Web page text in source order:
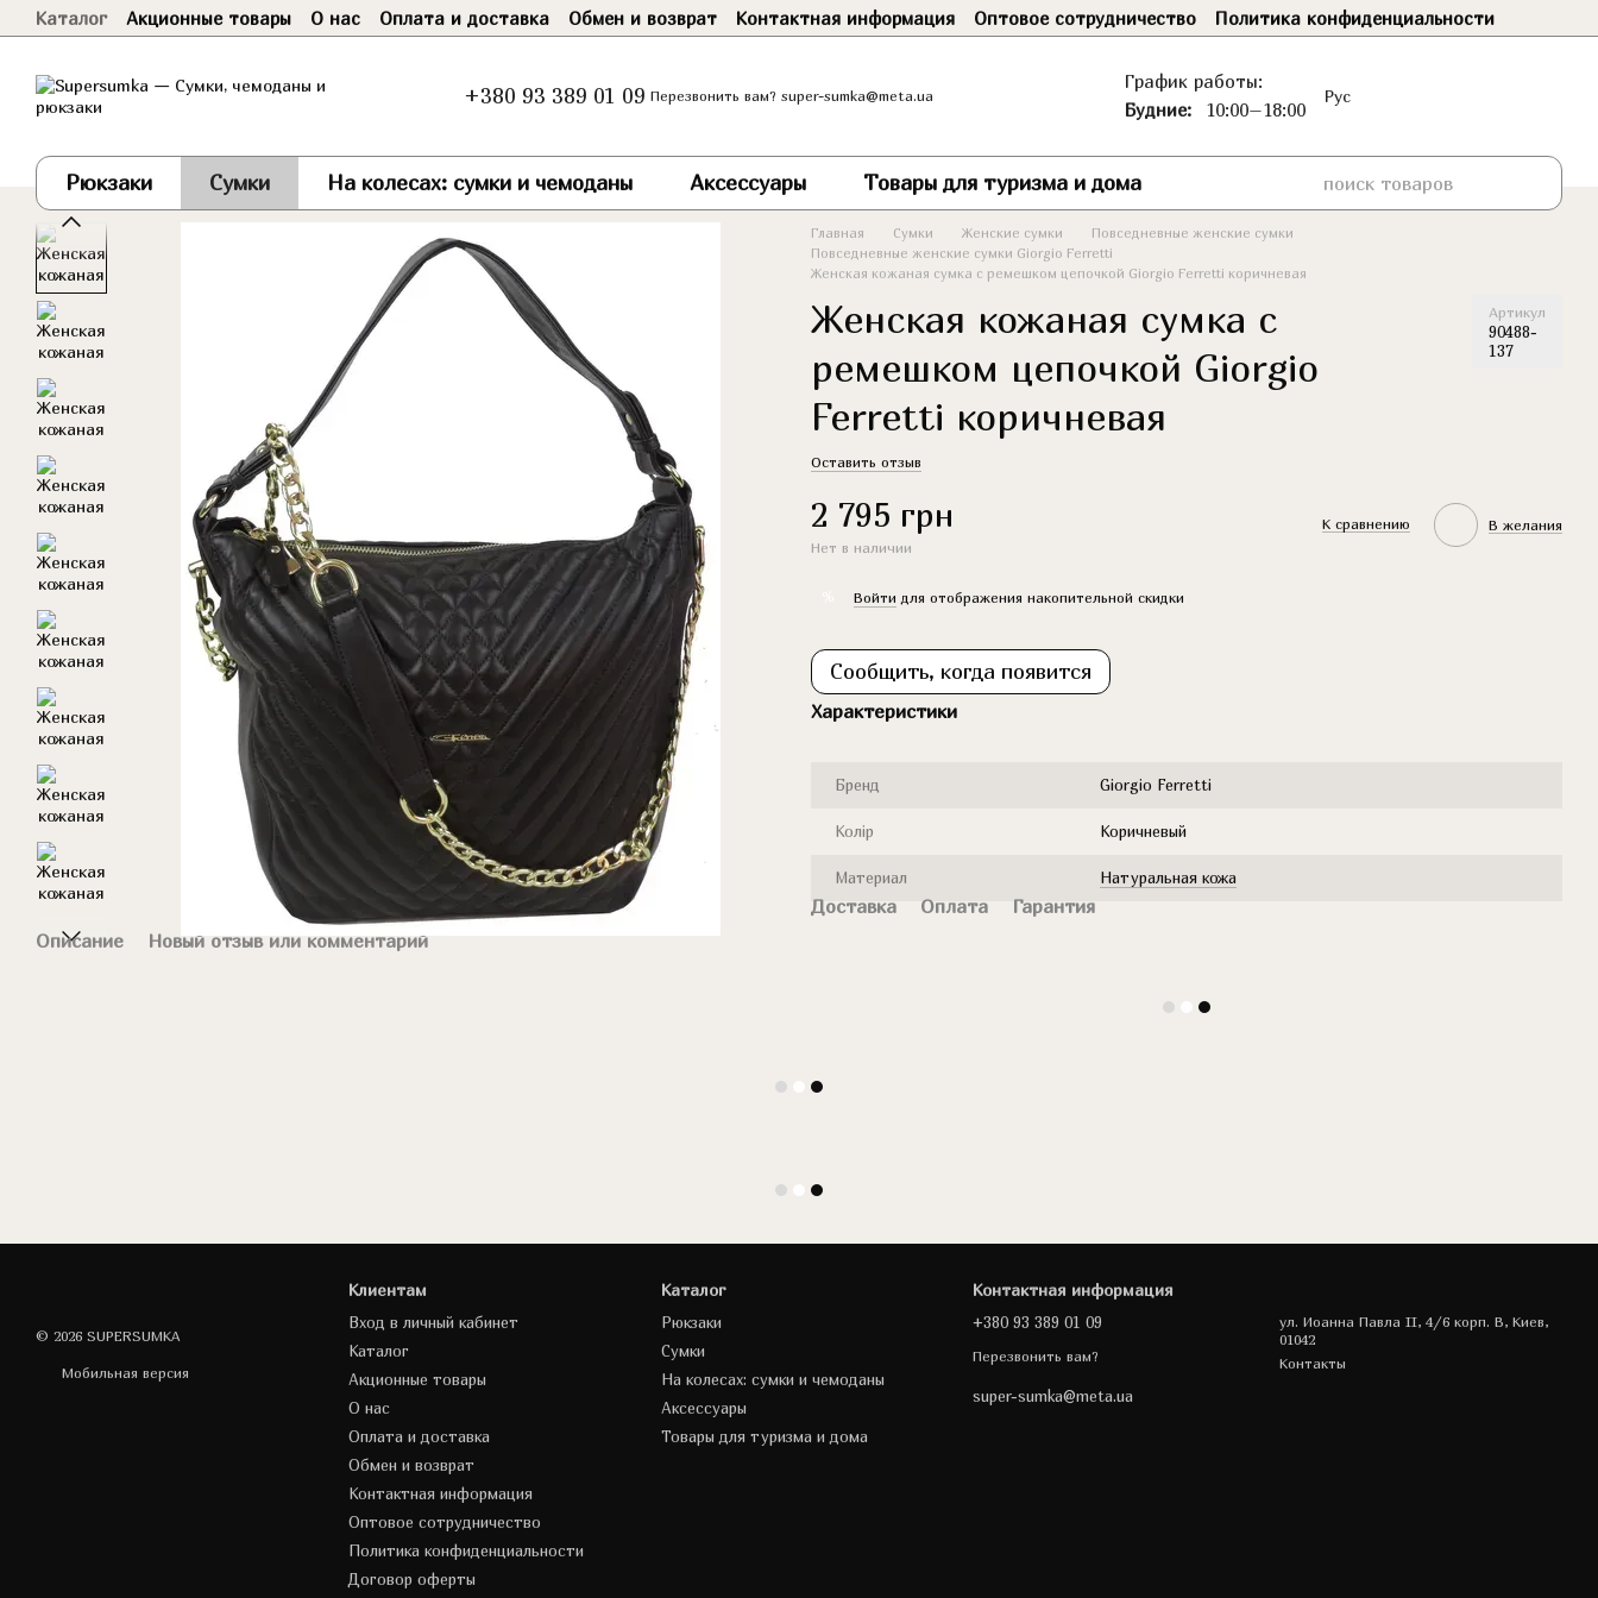
Перейти к основному контенту
Каталог Акционные товары О нас Оплата и доставка Обмен и возврат Контактная информация Оптовое сотрудничество
Политика конфиденциальности
+380 93 389 01 09 Перезвонить вам? super-sumka@meta.ua
График работы:
Будние:
10:00–18:00
Рус
Рюкзаки Сумки На колесах: сумки и чемоданы Аксессуары Товары для туризма и дома
Описание Новый отзыв или комментарий
Главная Сумки Женские сумки
Повседневные женские сумки
Повседневные женские сумки Giorgio Ferretti
Женская кожаная сумка с ремешком цепочкой Giorgio Ferretti коричневая
Женская кожаная сумка с
ремешком цепочкой Giorgio
Ferretti коричневая
Артикул
90488-
137
Оставить отзыв
2 795 грн
Нет в наличии
К сравнению В желания
Войти для отображения накопительной скидки
Сообщить, когда появится
Характеристики
Бренд Giorgio Ferretti
Колір Коричневый
Материал Натуральная кожа
Доставка Оплата Гарантия
© 2026 SUPERSUMKA
Мобильная версия
Клиентам
Вход в личный кабинет
Каталог
Акционные товары
О нас
Оплата и доставка
Обмен и возврат
Контактная информация
Оптовое сотрудничество
Политика конфиденциальности
Договор оферты
Каталог
Рюкзаки
Сумки
На колесах: сумки и чемоданы
Аксессуары
Товары для туризма и дома
Контактная информация
+380 93 389 01 09
Перезвонить вам?
super-sumka@meta.ua
ул. Иоанна Павла II, 4/6 корп. В, Киев,
01042
Контакты